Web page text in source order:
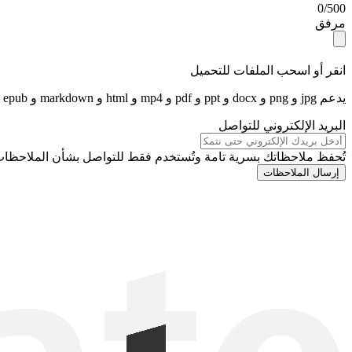
0/500
مرفق
انقر أو اسحب الملفات للتحميل
يدعم jpg و png و docx و ppt و pdf و mp4 و html و markdown و epub و txt و zip و srt و ass و vtt وغيرها. الحد الأقصى 10 ميجابايت.
البريد الإلكتروني للتواصل
تُحفظ ملاحظاتك بسرية تامة وتُستخدم فقط للتواصل بشأن
إرسال الملاحظات